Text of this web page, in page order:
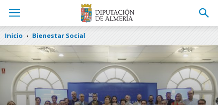
Inicio Bienestar Social